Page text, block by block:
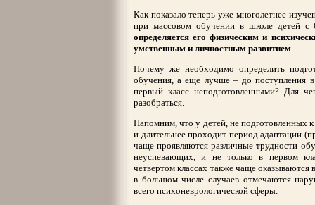
Как показало теперь уже многолетнее
при массовом обучении в школе детей
определяется его физическим и
умственным и личностным развитием
Почему же необходимо определить
обучения, а еще лучше – до поступления
первый класс неподготовленными? Для
разобраться.
Напомним, что у детей, не подготовленных
и длительнее проходит период адаптации
чаще проявляются различные трудности
неуспевающих, и не только в первом
четвертом классах также чаще
в большом числе случаев отмечаются
всего психоневрологической сферы.